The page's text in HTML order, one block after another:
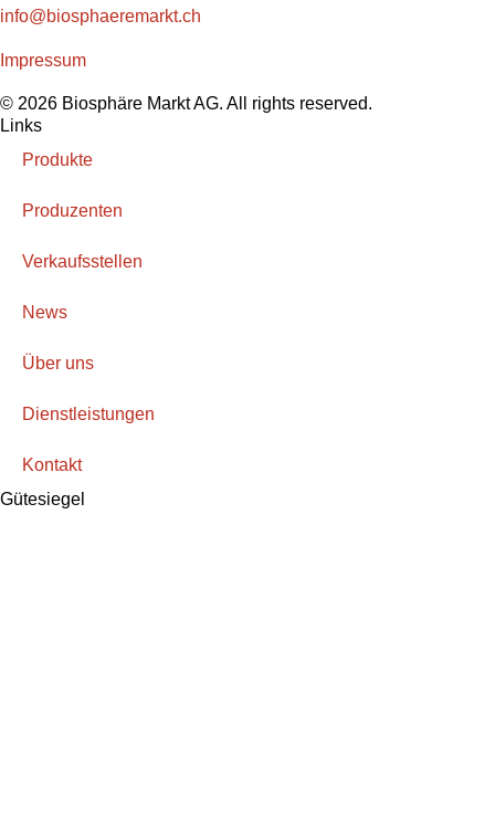
info@biosphaeremarkt.ch
Impressum
© 2026 Biosphäre Markt AG. All rights reserved.
Links
Produkte
Produzenten
Verkaufsstellen
News
Über uns
Dienstleistungen
Kontakt
Gütesiegel